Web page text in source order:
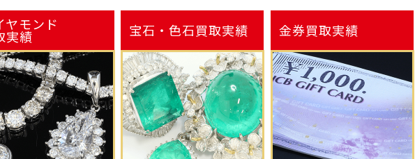
ヤモンド
実績 宝石・色石買取実績 金券買取実績